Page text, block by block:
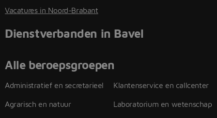
Vacatures in Noord-Brabant
Dienstverbanden in Bavel
Alle beroepsgroepen
Administratief en secretarieel
Agrarisch en natuur
Klantenservice en callcenter
Laboratorium en wetenschap